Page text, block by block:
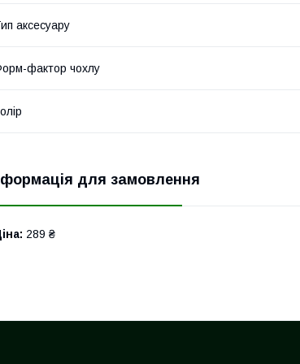
аксесуару
фактор чохлу
для замовлення
289 ₴